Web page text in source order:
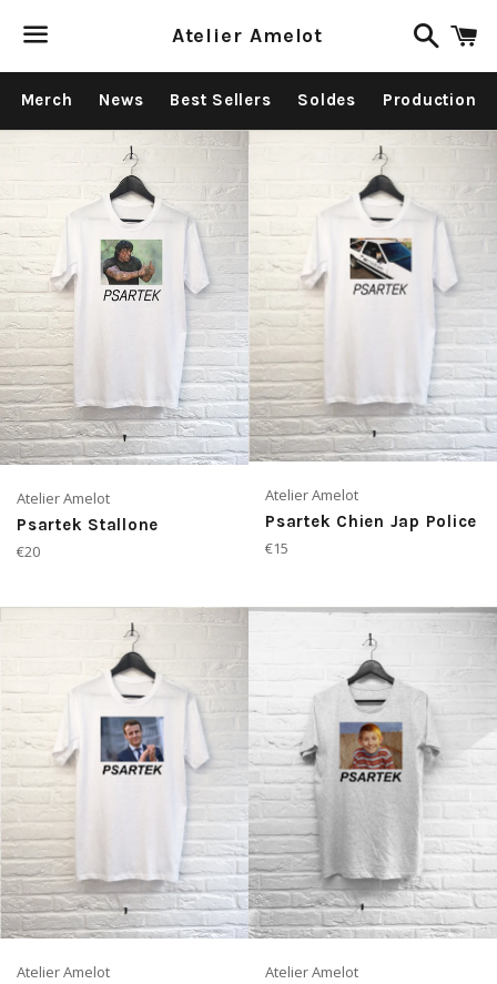
Atelier Amelot
Merch News Best Sellers Soldes Production
Atelier Amelot
Psartek Stallone
Prix
€20
Atelier Amelot
Psartek Chien Jap Police
Prix
€15
Atelier Amelot
Atelier Amelot